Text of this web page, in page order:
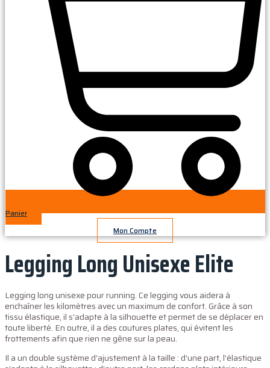
Panier
Mon Compte
Legging Long Unisexe Elite
Legging long unisexe pour running. Ce legging vous aidera à
enchaîner les kilomètres avec un maximum de confort. Grâce à son
tissu élastique, il s’adapte à la silhouette et permet de se déplacer en
toute liberté. En outre, il a des coutures plates, qui évitent les
frottements afin que rien ne gêne sur la peau.
Il a un double système d’ajustement à la taille : d’une part, l’élastique